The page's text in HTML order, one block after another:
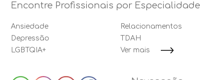
Encontre Profissionais por Especialidade
Ansiedade
Depressão
LGBTQIA+
Relacionamentos
TDAH
Ver mais